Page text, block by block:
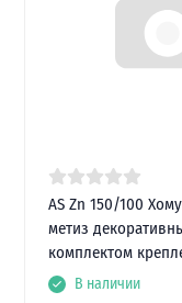
AS Zn 150/100
метиз
комплектом
В наличии